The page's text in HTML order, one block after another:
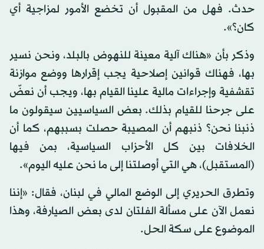
حدث. فهل من المقبول أن تخضع الأمور لمزاجية أي
كان؟».
وذكر بأن «هناك آلية معينة للنهوض بالبلد، ونحن نسير
بها، فهناك قوانين إصلاحية يجب إقرارها ووضع موازنة
تقشفية وإجراءات مالية علينا القيام بها، ويجب أن نعضّ
على جرحنا للقيام بذلك. بعض السياسيين سيقولون ما
ذنبنا نحن؟ ذنبهم أن المصيبة حصلت بسببهم، كما أن
الخلافات بين كل الأحزاب السياسية، بمن فيها
(المستقبل)، هي التي أوصلتنا إلى ما نحن عليه اليوم».
وتطرق الحريري إلى الوضع المالي في لبنان، فقال: «إننا
نعمل الآن على مسألة الفلتان لدى بعض الصيارفة، وهذا
الموضوع على سكة الحل.